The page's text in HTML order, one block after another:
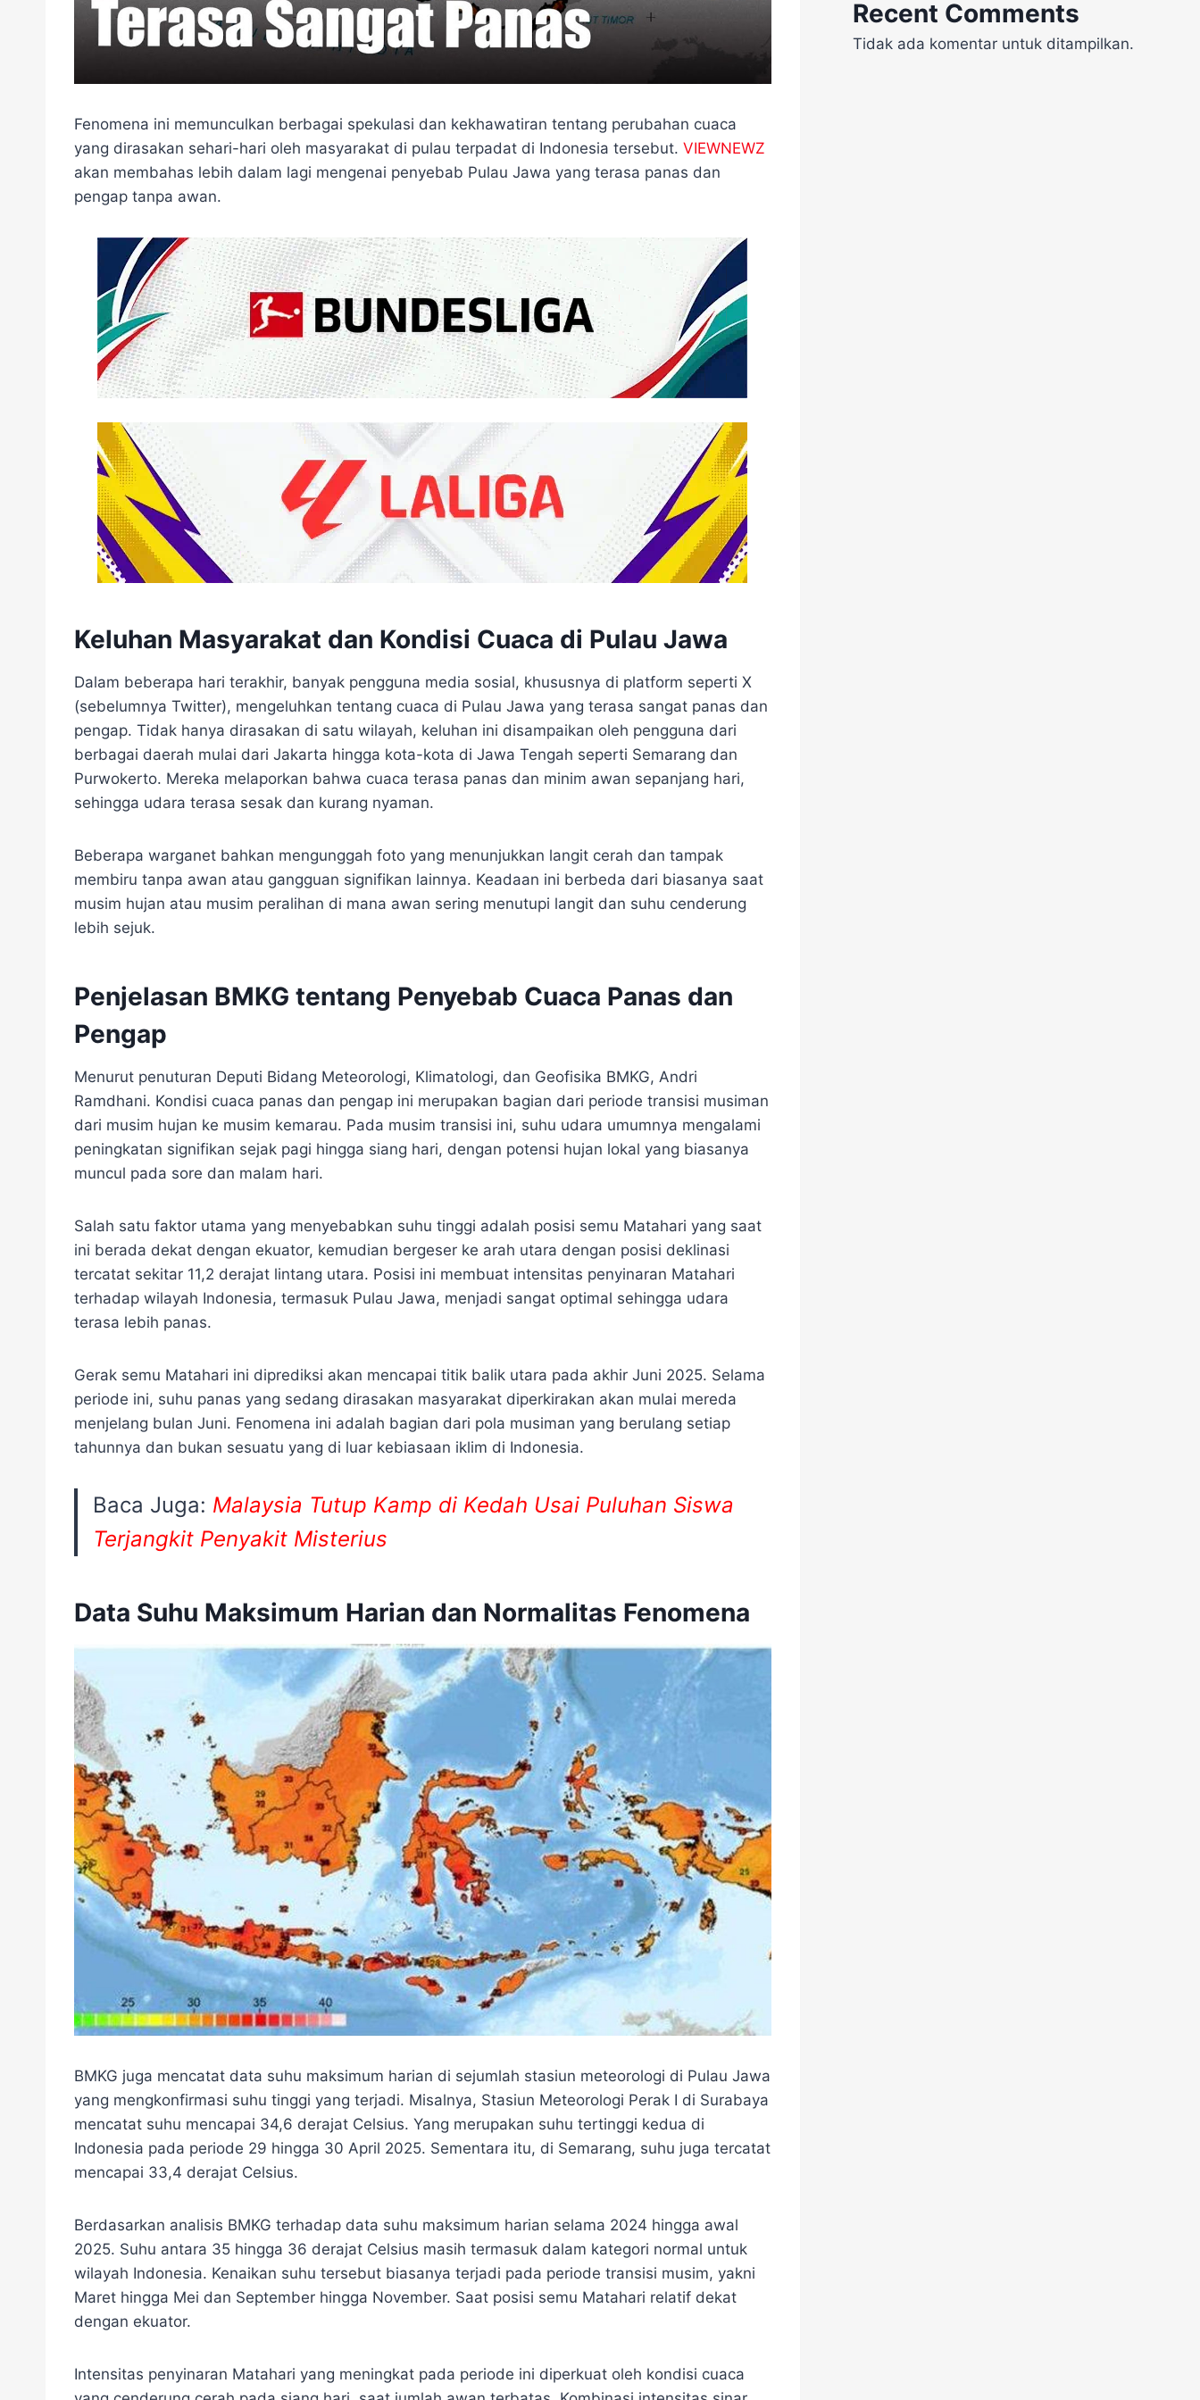
Fenomena ini memunculkan berbagai spekulasi dan kekhawatiran tentang perubahan cuaca
yang dirasakan sehari-hari oleh masyarakat di pulau terpadat di Indonesia tersebut. VIEWNEWZ
akan membahas lebih dalam lagi mengenai penyebab Pulau Jawa yang terasa panas dan
pengap tanpa awan.
Keluhan Masyarakat dan Kondisi Cuaca di Pulau Jawa
Dalam beberapa hari terakhir, banyak pengguna media sosial, khususnya di platform seperti X
(sebelumnya Twitter), mengeluhkan tentang cuaca di Pulau Jawa yang terasa sangat panas dan
pengap. Tidak hanya dirasakan di satu wilayah, keluhan ini disampaikan oleh pengguna dari
berbagai daerah mulai dari Jakarta hingga kota-kota di Jawa Tengah seperti Semarang dan
Purwokerto. Mereka melaporkan bahwa cuaca terasa panas dan minim awan sepanjang hari,
sehingga udara terasa sesak dan kurang nyaman.
Beberapa warganet bahkan mengunggah foto yang menunjukkan langit cerah dan tampak
membiru tanpa awan atau gangguan signifikan lainnya. Keadaan ini berbeda dari biasanya saat
musim hujan atau musim peralihan di mana awan sering menutupi langit dan suhu cenderung
lebih sejuk.
Penjelasan BMKG tentang Penyebab Cuaca Panas dan
Pengap
Menurut penuturan Deputi Bidang Meteorologi, Klimatologi, dan Geofisika BMKG, Andri
Ramdhani. Kondisi cuaca panas dan pengap ini merupakan bagian dari periode transisi musiman
dari musim hujan ke musim kemarau. Pada musim transisi ini, suhu udara umumnya mengalami
peningkatan signifikan sejak pagi hingga siang hari, dengan potensi hujan lokal yang biasanya
muncul pada sore dan malam hari.
Salah satu faktor utama yang menyebabkan suhu tinggi adalah posisi semu Matahari yang saat
ini berada dekat dengan ekuator, kemudian bergeser ke arah utara dengan posisi deklinasi
tercatat sekitar 11,2 derajat lintang utara. Posisi ini membuat intensitas penyinaran Matahari
terhadap wilayah Indonesia, termasuk Pulau Jawa, menjadi sangat optimal sehingga udara
terasa lebih panas.
Gerak semu Matahari ini diprediksi akan mencapai titik balik utara pada akhir Juni 2025. Selama
periode ini, suhu panas yang sedang dirasakan masyarakat diperkirakan akan mulai mereda
menjelang bulan Juni. Fenomena ini adalah bagian dari pola musiman yang berulang setiap
tahunnya dan bukan sesuatu yang di luar kebiasaan iklim di Indonesia.
Baca Juga: Malaysia Tutup Kamp di Kedah Usai Puluhan Siswa
Terjangkit Penyakit Misterius
Data Suhu Maksimum Harian dan Normalitas Fenomena
BMKG juga mencatat data suhu maksimum harian di sejumlah stasiun meteorologi di Pulau Jawa
yang mengkonfirmasi suhu tinggi yang terjadi. Misalnya, Stasiun Meteorologi Perak I di Surabaya
mencatat suhu mencapai 34,6 derajat Celsius. Yang merupakan suhu tertinggi kedua di
Indonesia pada periode 29 hingga 30 April 2025. Sementara itu, di Semarang, suhu juga tercatat
mencapai 33,4 derajat Celsius.
Berdasarkan analisis BMKG terhadap data suhu maksimum harian selama 2024 hingga awal
2025. Suhu antara 35 hingga 36 derajat Celsius masih termasuk dalam kategori normal untuk
wilayah Indonesia. Kenaikan suhu tersebut biasanya terjadi pada periode transisi musim, yakni
Maret hingga Mei dan September hingga November. Saat posisi semu Matahari relatif dekat
dengan ekuator.
Intensitas penyinaran Matahari yang meningkat pada periode ini diperkuat oleh kondisi cuaca
Recent Comments
Tidak ada komentar untuk ditampilkan.